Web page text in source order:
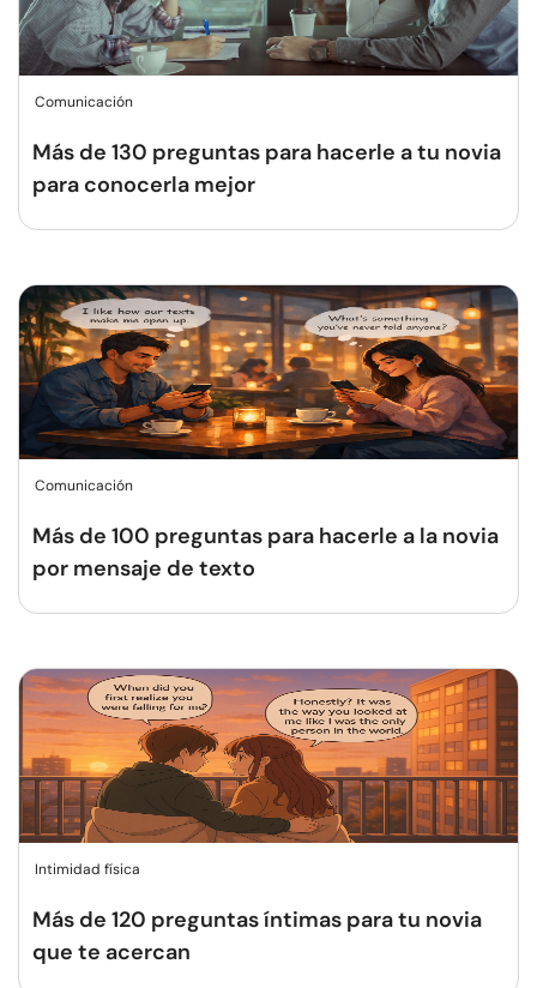
Comunicación
Más de 130 preguntas para hacerle a tu novia
para conocerla mejor
Comunicación
Más de 100 preguntas para hacerle a la novia
por mensaje de texto
Intimidad física
Más de 120 preguntas íntimas para tu novia
que te acercan